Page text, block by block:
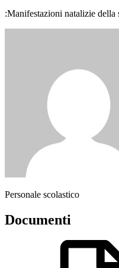
:Manifestazioni natalizie della
Personale scolastico
Documenti